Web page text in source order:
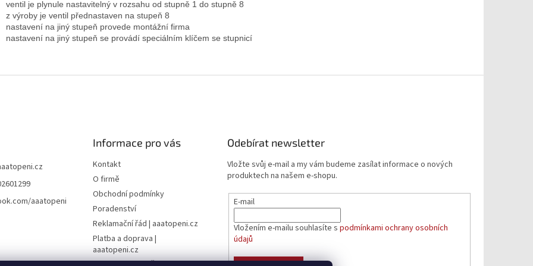
ventil je plynule nastavitelný v rozsahu od stupně 1 do stupně 8
z výroby je ventil přednastaven na stupeň 8
nastavení na jiný stupeň provede montážní firma
nastavení na jiný stupeň se provádí speciálním klíčem se stupnicí
aaatopeni
Informace pro vás
Kontakt
O firmě
Obchodní podmínky
Poradenství
Reklamační řád | aaatopeni.cz
Platba a doprava |
aaatopeni.cz
Odebírat newsletter
Vložte svůj e-mail a my vám budeme zasílat informace o nových
produktech na našem e-shopu.
E-mail
Vložením e-mailu souhlasíte spodmínkami ochrany osobních
údajů